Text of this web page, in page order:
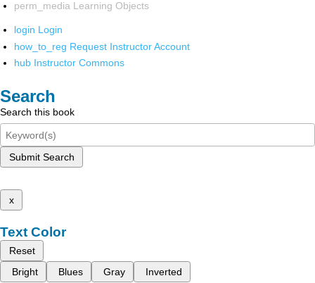
perm_media Learning Objects
login Login
how_to_reg Request Instructor Account
hub Instructor Commons
Search
Search this book
Submit Search
x
Text Color
Reset
Bright
Blues Gray Inverted